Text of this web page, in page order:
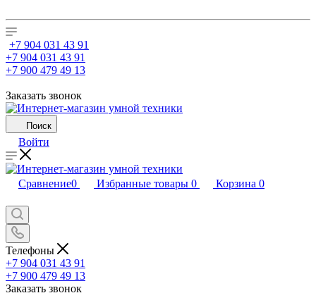
+7 904 031 43 91
+7 904 031 43 91
+7 900 479 49 13
Заказать звонок
Поиск
Войти
Сравнение0 Избранные товары 0 Корзина 0
Телефоны
+7 904 031 43 91
+7 900 479 49 13
Заказать звонок